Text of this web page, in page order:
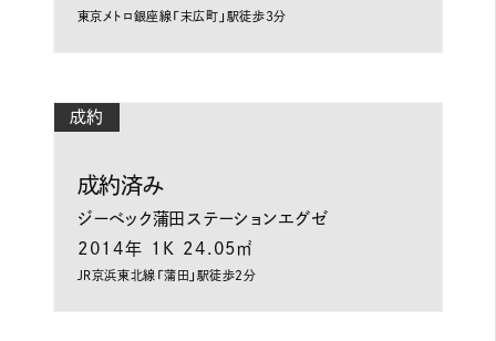
東京メトロ銀座線「末広町」駅徒歩3分
成約
成約済み
ジーベック蒲田ステーションエグゼ
2014年
1K 24.05㎡
ＪＲ京浜東北線「蒲田」駅徒歩2分